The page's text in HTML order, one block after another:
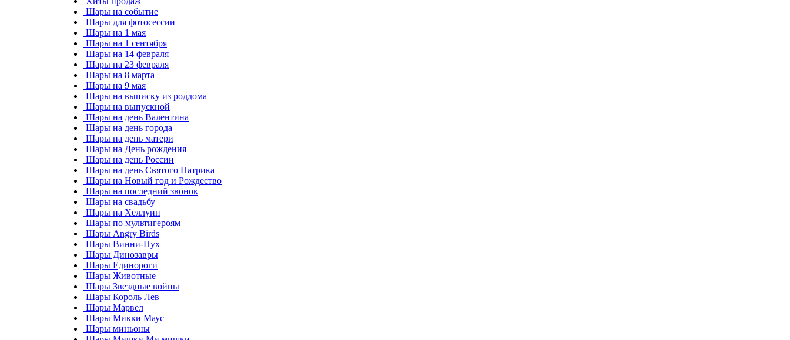
Шары на событие
Шары для фотосессии
Шары на 1 мая
Шары на 1 сентября
Шары на 14 февраля
Шары на 23 февраля
Шары на 8 марта
Шары на 9 мая
Шары на выписку из роддома
Шары на выпускной
Шары на день Валентина
Шары на день города
Шары на день матери
Шары на День рождения
Шары на день России
Шары на день Святого Патрика
Шары на Новый год и Рождество
Шары на последний звонок
Шары на свадьбу
Шары на Хеллуин
Шары по мультигероям
Шары Angry Birds
Шары Винни-Пух
Шары Динозавры
Шары Единороги
Шары Животные
Шары Звездные войны
Шары Король Лев
Шары Марвел
Шары Микки Маус
Шары миньоны